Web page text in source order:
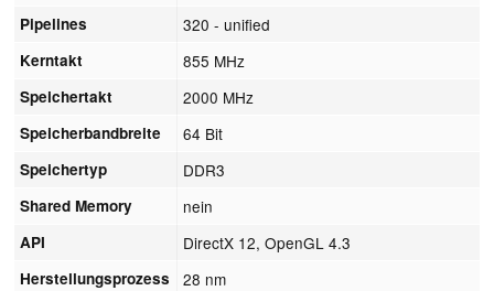
Pipelines 320 - unified
Kerntakt 855 MHz
Speichertakt 2000 MHz
Speicherbandbreite 64 Bit
Speichertyp DDR3
Shared Memory nein
API DirectX 12, OpenGL 4.3
Herstellungsprozess 28 nm